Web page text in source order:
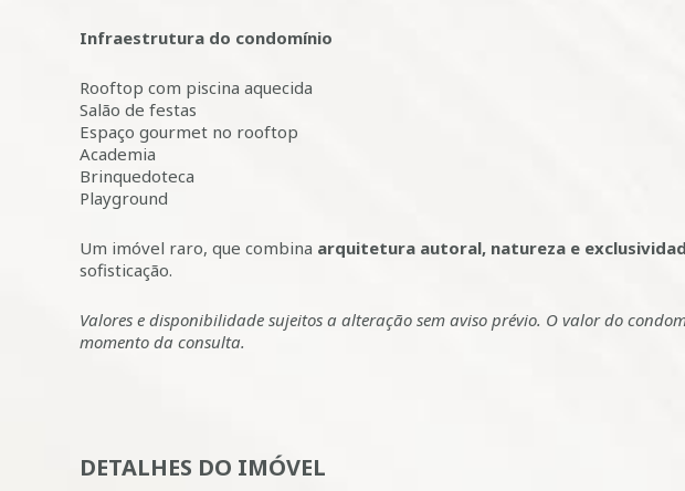
Infraestrutura do condomínio
Rooftop com piscina aquecida
Salão de festas
Espaço gourmet no rooftop
Academia
Brinquedoteca
Playground
Um imóvel raro, que combina arquitetura autoral, natureza e
sofisticação.
Valores e disponibilidade sujeitos a alteração sem aviso prévio. O valor do
momento da consulta.
DETALHES DO IMÓVEL